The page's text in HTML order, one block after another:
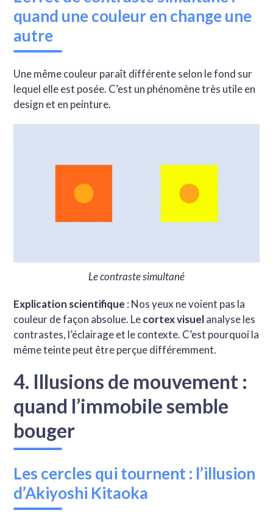
quand une couleur en change une
autre
Une même couleur paraît différente selon le fond sur
lequel elle est posée. C’est un phénomène très utile en
design et en peinture.
Le contraste simultané
Explication scientifique : Nos yeux ne voient pas la
couleur de façon absolue. Lecortex visuelanalyse les
contrastes, l’éclairage et le contexte. C’est pourquoi la
même teinte peut être perçue différemment.
4. Illusions de mouvement :
quand l’immobile semble
bouger
Les cercles qui tournent : l’illusion
d’Akiyoshi Kitaoka